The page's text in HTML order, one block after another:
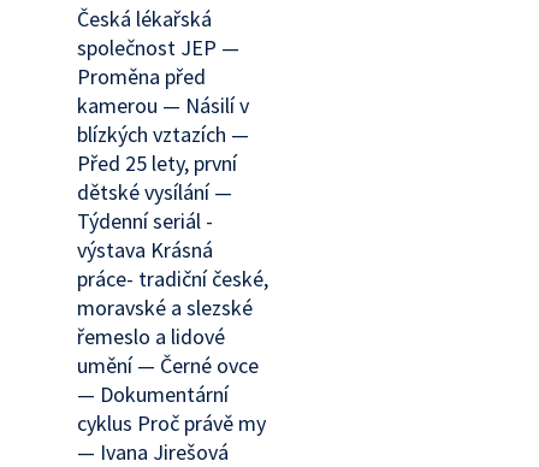
Česká lékařská
společnost JEP —
Proměna před
kamerou — Násilí v
blízkých vztazích —
Před 25 lety, první
dětské vysílání —
Týdenní seriál -
výstava Krásná
práce- tradiční české,
moravské a slezské
řemeslo a lidové
umění — Černé ovce
— Dokumentární
cyklus Proč právě my
— Ivana Jirešová